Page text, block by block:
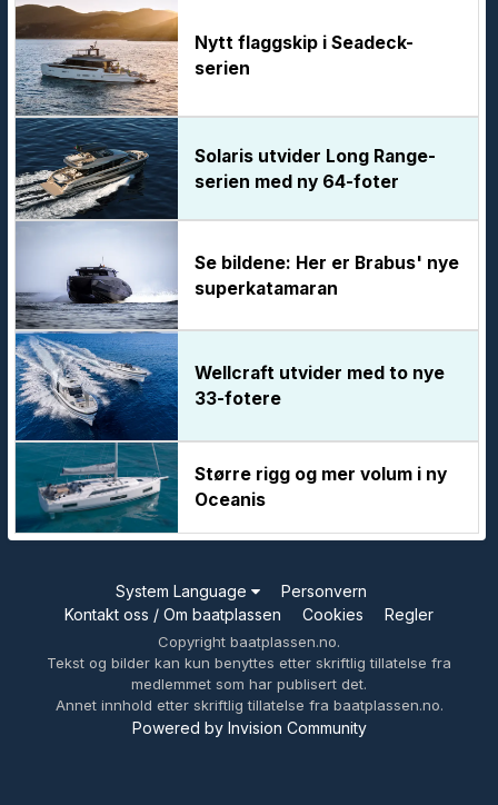
Nytt flaggskip i Seadeck-
serien
Solaris utvider Long Range-
serien med ny 64-foter
Se bildene: Her er Brabus' nye
superkatamaran
Wellcraft utvider med to nye
33-fotere
Større rigg og mer volum i ny
Oceanis
System Language
Personvern
Kontakt oss / Om baatplassen
Cookies Regler
Copyright baatplassen.no.
Tekst og bilder kan kun benyttes etter skriftlig tillatelse fra
medlemmet som har publisert det.
Annet innhold etter skriftlig tillatelse fra baatplassen.no.
Powered by Invision Community